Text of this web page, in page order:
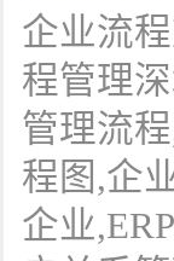
企业流
程管理
管理流
程图,企
企业